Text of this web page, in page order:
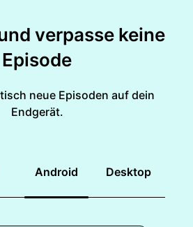
verpasse keine
Episode
neue Episoden auf dein
Endgerät.
Android Desktop